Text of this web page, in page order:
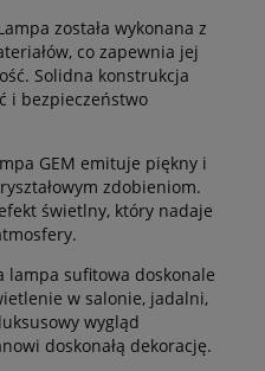
została wykonana z
co zapewnia jej
Solidna konstrukcja
i bezpieczeństwo
GEM emituje piękny i
zdobieniom.
świetlny, który nadaje
lampa sufitowa doskonale
w salonie, jadalni,
wygląd
doskonałą dekorację.